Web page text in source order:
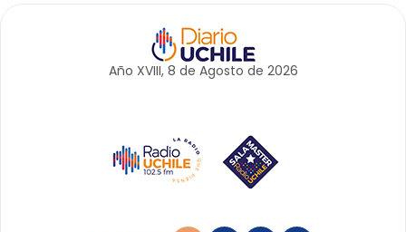
Año XVIII, 8 de Agosto de 2026